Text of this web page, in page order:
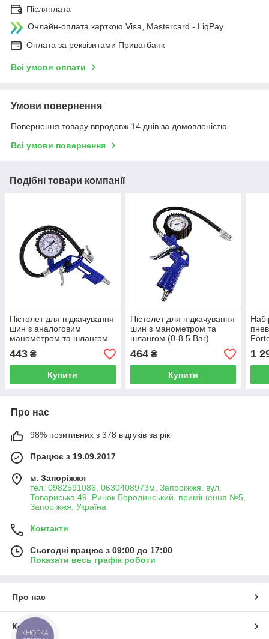
Післяплата
Онлайн-оплата карткою Visa, Mastercard - LiqPay
Оплата за реквізитами Приватбанк
Всі умови оплати
Умови повернення
Повернення товару впродовж 14 днів за домовленістю
Всі умови повернення
Подібні товари компанії
Пістолет для підкачування
шин з аналоговим
манометром та шлангом
(0-12 Bar) RockForce RF-
STG-27
443 ₴
Купити
Пістолет для підкачування
шин з манометром та
шлангом (0-8.5 Bar)
Forsage F-STG-24
464₴
Купити
1
Про нас
98% позитивних з 378 відгуків за рік
Працює з 19.09.2017
м. Запоріжжя
тел. 0982591086, 0630408973м. Запоріжжя. вул.
Товариська 49. Ринок Бородинський. приміщення №5,
Запоріжжя, Україна
Контакти
Сьогодні працює з 09:00 до 17:00
Показати весь графік роботи
Про нас
Контакти
КНОПКА